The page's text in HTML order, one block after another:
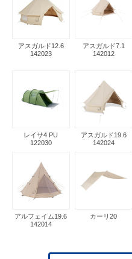
アスガルド12.6
142023
アスガルド7.1
142012
レイサ4 PU
122030
アスガルド19.6
142024
アルフェイム19.6
142014
カーリ20